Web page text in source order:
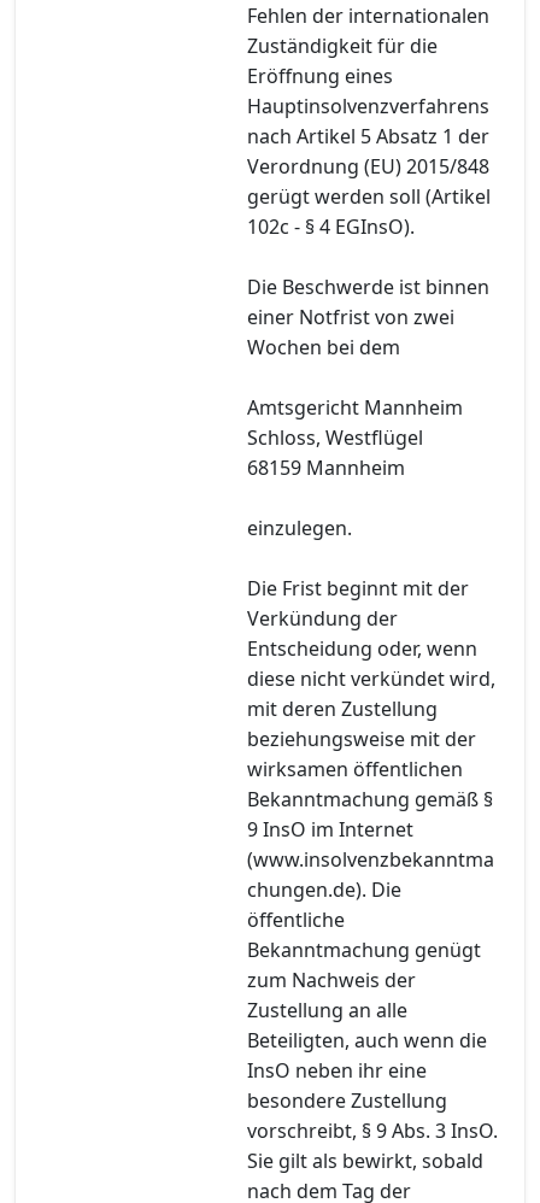
Fehlen der internationalen
Zuständigkeit für die
Eröffnung eines
Hauptinsolvenzverfahrens
nach Artikel 5 Absatz 1 der
Verordnung (EU) 2015/848
gerügt werden soll (Artikel
102c - § 4 EGInsO).
Die Beschwerde ist binnen
einer Notfrist von zwei
Wochen bei dem
Amtsgericht Mannheim
Schloss, Westflügel
68159 Mannheim
einzulegen.
Die Frist beginnt mit der
Verkündung der
Entscheidung oder, wenn
diese nicht verkündet wird,
mit deren Zustellung
beziehungsweise mit der
wirksamen öffentlichen
Bekanntmachung gemäß §
9 InsO im Internet
(www.insolvenzbekanntma
chungen.de). Die
öffentliche
Bekanntmachung genügt
zum Nachweis der
Zustellung an alle
Beteiligten, auch wenn die
InsO neben ihr eine
besondere Zustellung
vorschreibt, § 9 Abs. 3 InsO.
Sie gilt als bewirkt, sobald
nach dem Tag der